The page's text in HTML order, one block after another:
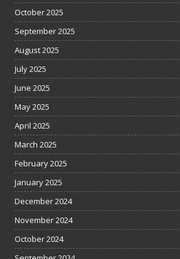
October 2025
September 2025
August 2025
July 2025
June 2025
May 2025
April 2025
March 2025
February 2025
January 2025
December 2024
November 2024
October 2024